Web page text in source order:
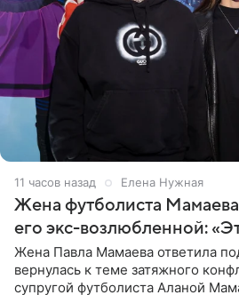
11 часов назад Елена Нужная
Жена футболиста
его экс-возлюбленной:
Жена Павла Мамаева ответила
вернулась к теме затяжного
супругой футболиста Аланой